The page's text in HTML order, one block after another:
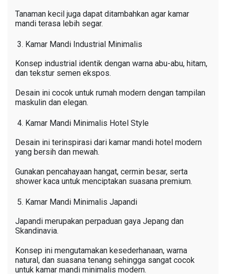
Tanaman kecil juga dapat ditambahkan agar kamar
mandi terasa lebih segar.
Kamar Mandi Industrial Minimalis
Konsep industrial identik dengan warna abu-abu, hitam,
dan tekstur semen ekspos.
Desain ini cocok untuk rumah modern dengan tampilan
maskulin dan elegan.
Kamar Mandi Minimalis Hotel Style
Desain ini terinspirasi dari kamar mandi hotel modern
yang bersih dan mewah.
Gunakan pencahayaan hangat, cermin besar, serta
shower kaca untuk menciptakan suasana premium.
Kamar Mandi Minimalis Japandi
Japandi merupakan perpaduan gaya Jepang dan
Skandinavia.
Konsep ini mengutamakan kesederhanaan, warna
natural, dan suasana tenang sehingga sangat cocok
untuk kamar mandi minimalis modern.